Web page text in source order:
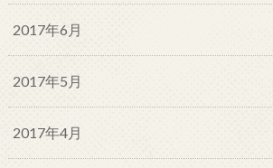
2017年6月
2017年5月
2017年4月